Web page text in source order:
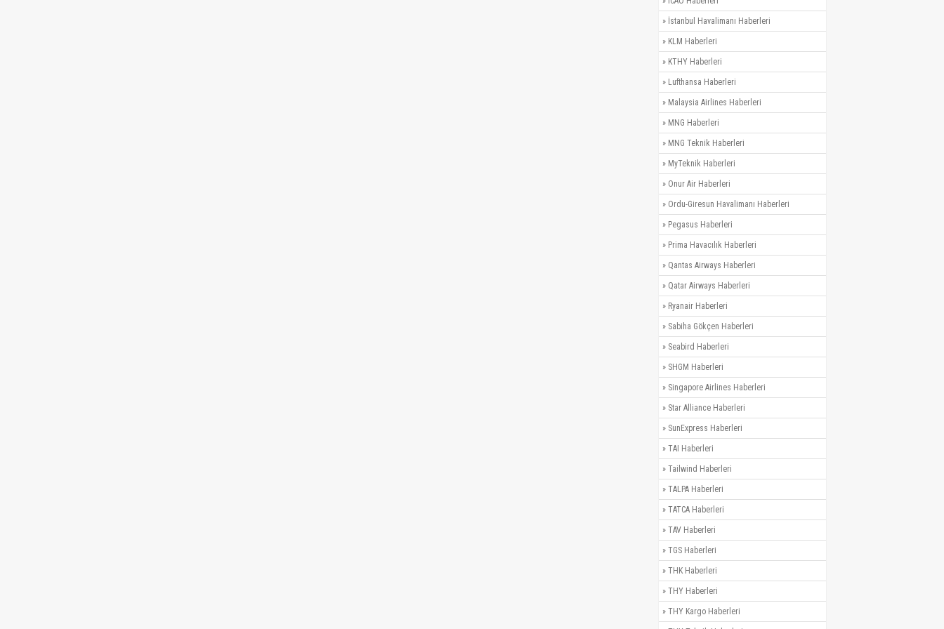
» İstanbul Havalimanı Haberleri
» KLM Haberleri
» KTHY Haberleri
» Lufthansa Haberleri
» Malaysia Airlines Haberleri
» MNG Haberleri
» MNG Teknik Haberleri
» MyTeknik Haberleri
» Onur Air Haberleri
» Ordu-Giresun Havalimanı Haberleri
» Pegasus Haberleri
» Prima Havacılık Haberleri
» Qantas Airways Haberleri
» Qatar Airways Haberleri
» Ryanair Haberleri
» Sabiha Gökçen Haberleri
» Seabird Haberleri
» SHGM Haberleri
» Singapore Airlines Haberleri
» Star Alliance Haberleri
» SunExpress Haberleri
» TAI Haberleri
» Tailwind Haberleri
» TALPA Haberleri
» TATCA Haberleri
» TAV Haberleri
» TGS Haberleri
» THK Haberleri
» THY Haberleri
» THY Kargo Haberleri